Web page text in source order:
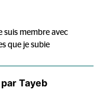
suis membre avec
que je subie
Tayeb